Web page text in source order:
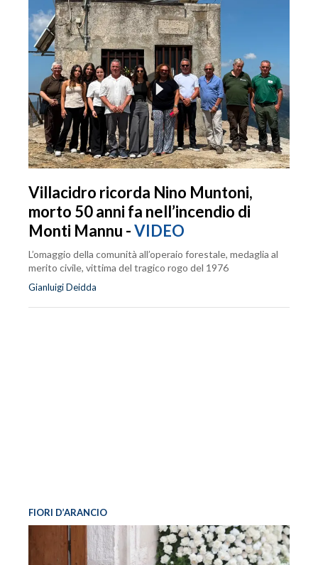
Villacidro ricorda Nino Muntoni,
morto 50 anni fa nell’incendio di
Monti Mannu -VIDEO
L’omaggio della comunità all’operaio forestale, medaglia al
merito civile, vittima del tragico rogo del 1976
Gianluigi Deidda
FIORI D’ARANCIO